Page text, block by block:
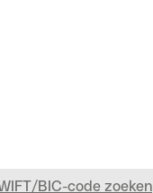
BIC-code zoeken